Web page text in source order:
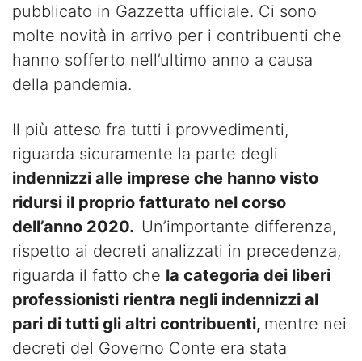
pubblicato in Gazzetta ufficiale. Ci sono
molte novità in arrivo per i contribuenti che
hanno sofferto nell’ultimo anno a causa
della pandemia.
Il più atteso fra tutti i provvedimenti,
riguarda sicuramente la parte degli
indennizzi alle imprese che hanno visto
ridursi il proprio fatturato nel corso
dell’anno 2020. Un’importante differenza,
rispetto ai decreti analizzati in precedenza,
riguarda il fatto che la categoria dei liberi
professionisti rientra negli indennizzi al
pari di tutti gli altri contribuenti, mentre nei
decreti del Governo Conte era stata